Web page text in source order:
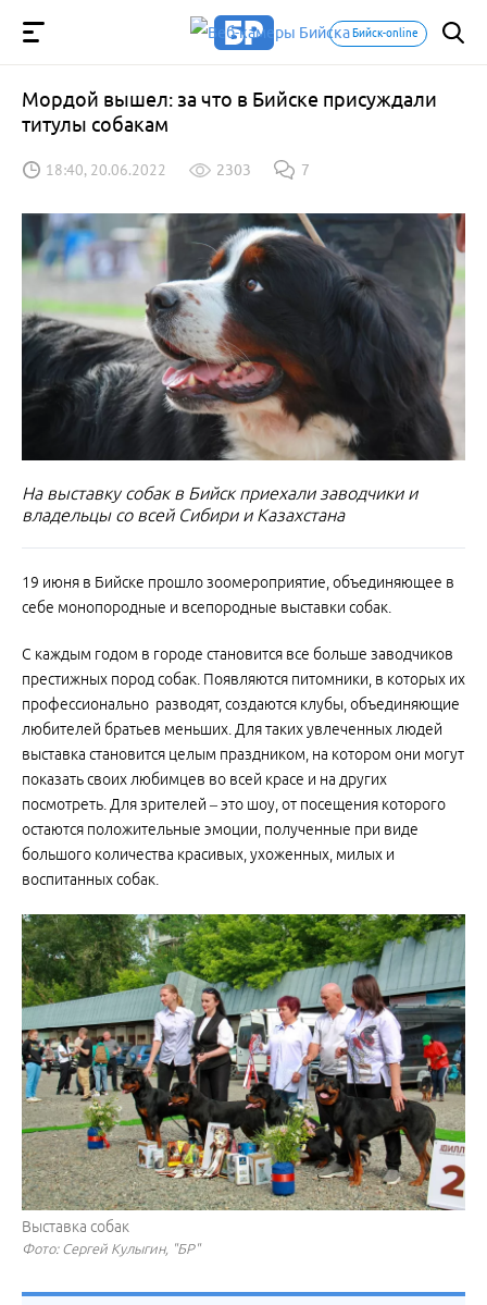
Бийск-online
Мордой вышел: за что в Бийске присуждали
титулы собакам
18:40, 20.06.2022 2303 7
На выставку собак в Бийск приехали заводчики и
владельцы со всей Сибири и Казахстана
19 июня в Бийске прошло зоомероприятие, объединяющее в
себе монопородные и всепородные выставки собак.
С каждым годом в городе становится все больше заводчиков
престижных пород собак. Появляются питомники, в которых их
профессионально разводят, создаются клубы, объединяющие
любителей братьев меньших. Для таких увлеченных людей
выставка становится целым праздником, на котором они могут
показать своих любимцев во всей красе и на других
посмотреть. Для зрителей – это шоу, от посещения которого
остаются положительные эмоции, полученные при виде
большого количества красивых, ухоженных, милых и
воспитанных собак.
Выставка собак
Фото: Сергей Кулыгин, "БР"